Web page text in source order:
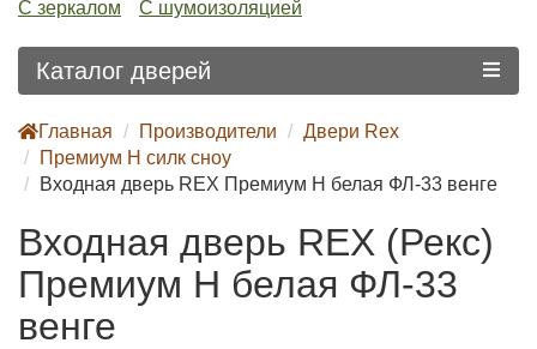
С зеркалом С шумоизоляцией
Каталог дверей
Главная Производители
Двери Rex
Премиум H силк сноу
Входная дверь REX Премиум H белая ФЛ-33 венге
Входная дверь REX (Рекс)
Премиум H белая ФЛ-33
венге